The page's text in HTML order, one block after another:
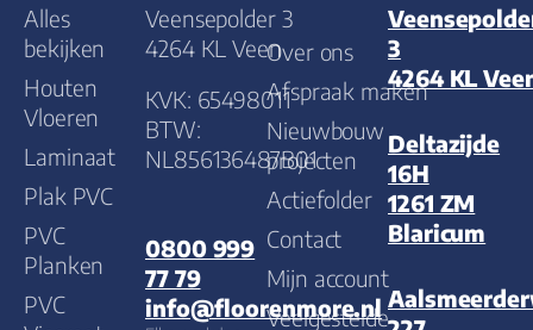
Alles
bekijken
Houten
Vloeren
Laminaat
Plak PVC
PVC
Planken
PVC
Veensepolder 3
4264 KL Veen
KVK: 65498011
BTW:
NL856136487B01
0800 999
77 79
info@floorenmore.nl
Over ons
Afspraak maken
Nieuwbouw
projecten
Actiefolder
Contact
Mijn account
Veelgestelde
3
4264 KL
Deltazijde
16H
1261 ZM
Blaricum